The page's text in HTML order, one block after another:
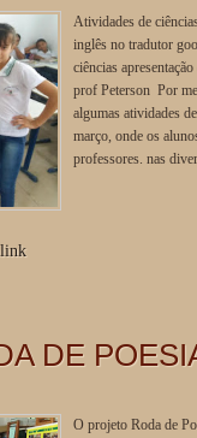
Atividades de
inglês no tradutor
ciências
prof Peterson Por
algumas atividades
março, onde os
professores. nas
DE
O projeto Roda de